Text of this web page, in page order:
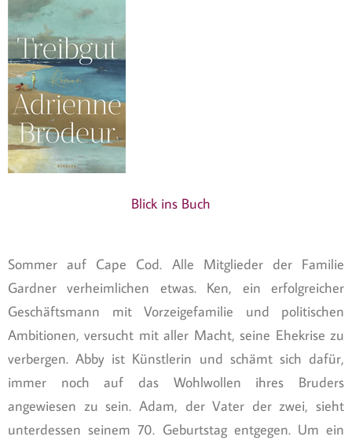
Blick ins Buch
Sommer auf Cape Cod. Alle Mitglieder der Familie
Gardner verheimlichen etwas. Ken, ein erfolgreicher
Geschäftsmann mit Vorzeigefamilie und politischen
Ambitionen, versucht mit aller Macht, seine Ehekrise zu
verbergen. Abby ist Künstlerin und schämt sich dafür,
immer noch auf das Wohlwollen ihres Bruders
angewiesen zu sein. Adam, der Vater der zwei, sieht
unterdessen seinem 70. Geburtstag entgegen. Um ein